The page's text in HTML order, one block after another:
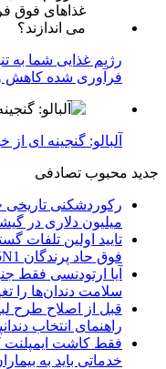
رژیم غذایی شما به
فرآوری شده کاهش
آلبالو: گنجینه ای
جدید محبوب تصادفی
میلیون دلاری در
تایید اولین تلفات
فوق حاد پرندگان H5N1 در استرالیا
آیا ارتودنسی فقط
سلامت دندان‌ها را
راهنمای انتخاب
فقط کاشت
خدماتی باید به